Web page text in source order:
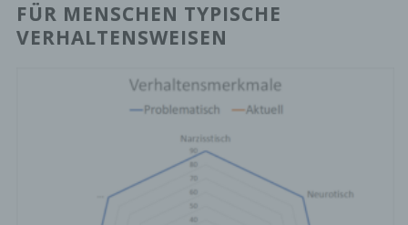
FÜR MENSCHEN TYPISCHE
VERHALTENSWEISEN